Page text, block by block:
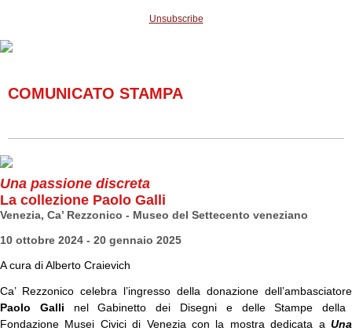
Unsubscribe
COMUNICATO STAMPA
Una passione discreta
La collezione Paolo Galli
Venezia, Ca’ Rezzonico - Museo del Settecento veneziano
10 ottobre 2024 - 20 gennaio 2025
A cura di Alberto Craievich
Ca’ Rezzonico celebra l’ingresso della donazione dell’ambasciatore
Paolo Galli nel Gabinetto dei Disegni e delle Stampe della
Fondazione Musei Civici di Venezia con la mostra dedicata a Una